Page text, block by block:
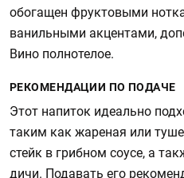
обогащен фруктовыми
ванильными акцентами,
Вино полнотелое.
РЕКОМЕНДАЦИИ ПО ПОДАЧЕ
Этот напиток идеально
таким как жареная или
стейк в грибном соусе, а
дичи. Подавать его